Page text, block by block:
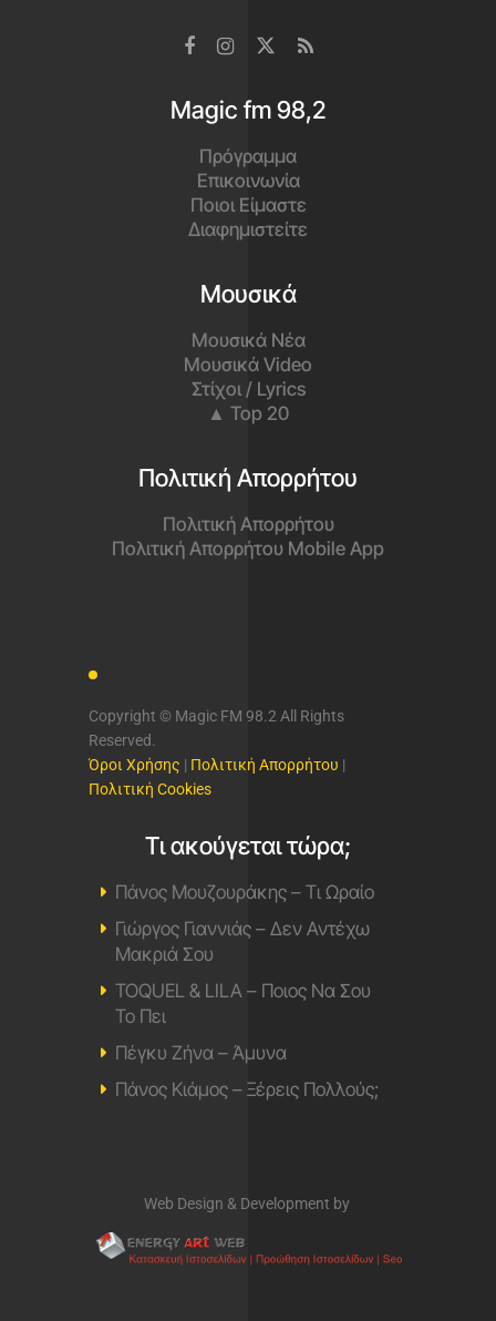
Magic fm 98,2
Πρόγραμμα
Επικοινωνία
Ποιοι Είμαστε
Διαφημιστείτε
Μουσικά
Μουσικά Νέα
Μουσικά Video
Στίχοι / Lyrics
▲ Top 20
Πολιτική Απορρήτου
Πολιτική Απορρήτου
Πολιτική Απορρήτου Mobile App
Copyright © Magic FM 98.2 All Rights
Reserved.
Όροι Χρήσης | Πολιτική Απορρήτου |
Πολιτική Cookies
Τι ακούγεται τώρα;
Πάνος Μουζουράκης – Τι Ωραίο
Γιώργος Γιαννιάς – Δεν Αντέχω
Μακριά Σου
TOQUEL & LILA – Ποιος Να Σου
Το Πει
Πέγκυ Ζήνα – Άμυνα
Πάνος Κιάμος – Ξέρεις Πολλούς;
Web Design & Development by